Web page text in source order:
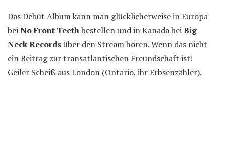
Das Debüt Album kann man glücklicherweise in Europa
beiNo Front Teethbestellen und in Kanada beiBig
Neck Recordsüber den Stream hören. Wenn das nicht
ein Beitrag zur transatlantischen Freundschaft ist!
Geiler Scheiß aus London (Ontario, ihr Erbsenzähler).